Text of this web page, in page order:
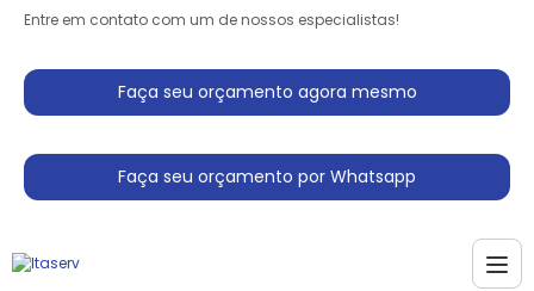
Entre em contato com um de nossos especialistas!
Faça seu orçamento agora mesmo
Faça seu orçamento por Whatsapp